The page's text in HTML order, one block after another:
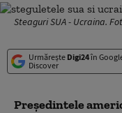
Steaguri SUA - Ucraina.
Urmărește Digi24în
Discover
Președintele